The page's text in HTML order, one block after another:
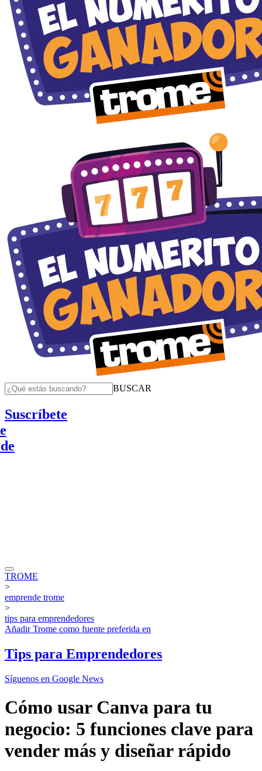
BUSCAR
Suscríbete
TROME
>
emprende trome
>
tips para emprendedores
AñadirTrome como fuente preferida en
Tips para Emprendedores
Síguenos en Google News
Cómo usar Canva para tu
negocio: 5 funciones clave para
vender más y diseñar rápido